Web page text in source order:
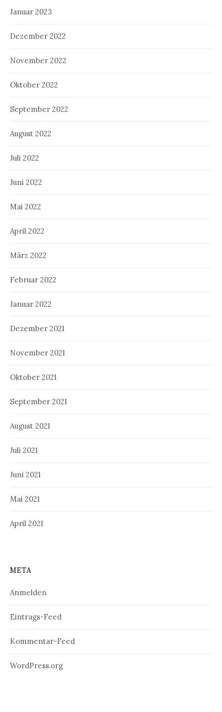
Januar 2023
Dezember 2022
November 2022
Oktober 2022
September 2022
August 2022
Juli 2022
Juni 2022
Mai 2022
April 2022
März 2022
Februar 2022
Januar 2022
Dezember 2021
November 2021
Oktober 2021
September 2021
August 2021
Juli 2021
Juni 2021
Mai 2021
April 2021
META
Anmelden
Eintrags-Feed
Kommentar-Feed
WordPress.org